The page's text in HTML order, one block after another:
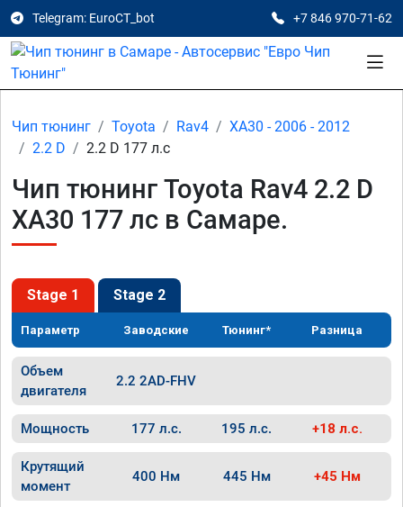
Telegram: EuroCT_bot +7 846 970-71-62
Чип тюнинг Toyota Rav4
XA30 - 2006 - 2012
2.2 D
2.2 D 177 л.с
Чип тюнинг Toyota Rav4 2.2 D
XA30 177 лс в Самаре.
Stage 1 Stage 2
Параметр Заводские Тюнинг* Разница
Объем
двигателя
2.2 2AD-FHV
Мощность 177 л.с. 195 л.с. +18 л.с.
Крутящий
момент
400 Нм 445 Нм +45 Нм